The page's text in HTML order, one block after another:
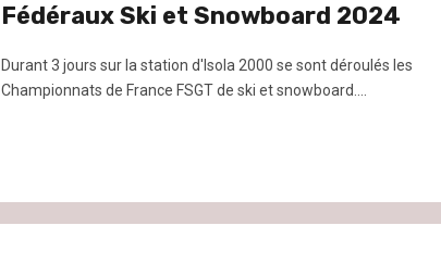
Fédéraux Ski et Snowboard 2024
Durant 3 jours sur la station d'Isola 2000 se sont déroulés les
Championnats de France FSGT de ski et snowboard....